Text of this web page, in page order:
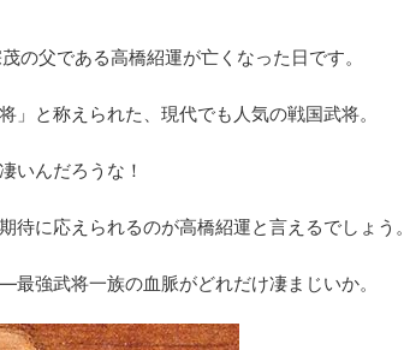
の父である高橋紹運が亡くなった日です。
」と称えられた、現代でも人気の戦国武将。
いんだろうな！
待に応えられるのが高橋紹運と言えるでしょう。
強武将一族の血脈がどれだけ凄まじいか。